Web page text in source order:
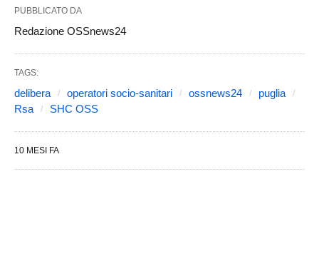
PUBBLICATO DA
Redazione OSSnews24
TAGS:
delibera operatori socio-sanitari ossnews24
puglia
Rsa
SHC OSS
10 MESI FA